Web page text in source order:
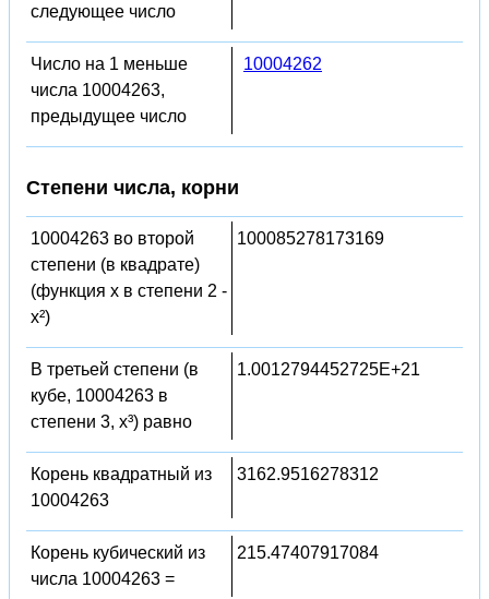
следующее число
Число на 1 меньше
числа 10004263,
предыдущее число
10004262
Степени числа, корни
10004263 во второй
степени (в квадрате)
(функция x в степени 2 -
x²)
100085278173169
В третьей степени (в
кубе, 10004263 в
степени 3, x³) равно
1.0012794452725E+21
Корень квадратный из
10004263
3162.9516278312
Корень кубический из
числа 10004263 =
215.47407917084